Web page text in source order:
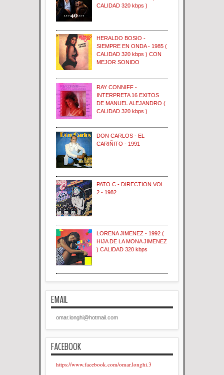
CALIDAD 320 kbps )
HERALDO BOSIO -
SIEMPRE EN ONDA - 1985 (
CALIDAD 320 kbps ) CON
MEJOR SONIDO
RAY CONNIFF -
INTERPRETA 16 EXITOS
DE MANUEL ALEJANDRO (
CALIDAD 320 kbps )
DON CARLOS - EL
CARIÑITO - 1991
PATO C - DIRECTION VOL
2 - 1982
LORENA JIMENEZ - 1992 (
HIJA DE LA MONA JIMENEZ
) CALIDAD 320 kbps
EMAIL
omar.longhi@hotmail.com
FACEBOOK
https://www.facebook.com/omar.longhi.3